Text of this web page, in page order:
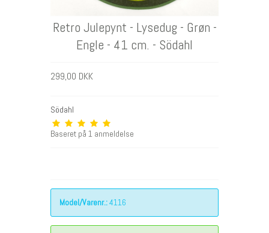
Retro Julepynt - Lysedug - Grøn -
Engle - 41 cm. - Södahl
299,00 DKK
Södahl
Baseret på 1 anmeldelse
Model/Varenr.:4116